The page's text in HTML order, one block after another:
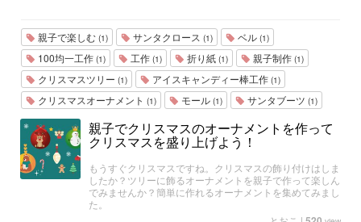
親子で楽しむ (1) サンタクロース (1) ベル (1)
100均一工作 (1) 工作 (1) 折り紙 (1) 親子制作 (1)
クリスマスツリー (1) アイスキャンディー棒工作 (1)
クリスマスオーナメント (1) モール (1) サンタブーツ (1)
親子でクリスマスのオーナメントを作って
クリスマスを盛り上げよう！
もうすぐクリスマスですね。クリスマスの飾り付けはしま
したか？ツリーに飾るオーナメントを親子で作って楽しん
でみませんか？簡単に作れるオーナメントを集めてみまし
た。